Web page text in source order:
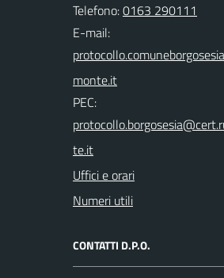
Telefono:0163 290111
E-mail:
PEC:
Uffici e orari
Numeri utili
CONTATTI D.P.O.